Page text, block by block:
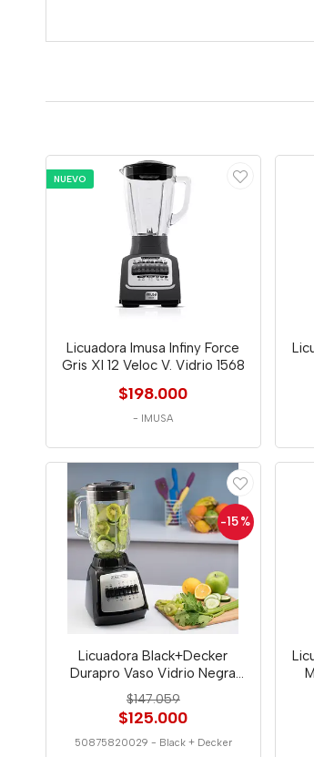
NUEVO
Licuadora Imusa Infiny Force
Gris Xl 12 Veloc V. Vidrio 1568
$198.000
- IMUSA
-15 %
Licuadora Black+Decker
Durapro Vaso Vidrio Negra
0029
$147.059
$125.000
50875820029 - Black + Decker